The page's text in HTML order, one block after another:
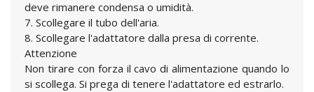
deve rimanere condensa o umidità.
7. Scollegare il tubo dell'aria.
8. Scollegare l'adattatore dalla presa di corrente.
Attenzione
Non tirare con forza il cavo di alimentazione quando lo
si scollega. Si prega di tenere l'adattatore ed estrarlo.